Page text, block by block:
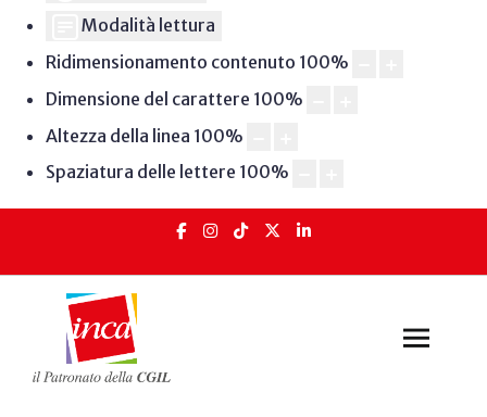
Modalità lettura
Ridimensionamento contenuto 100%
Dimensione del carattere 100%
Altezza della linea 100%
Spaziatura delle lettere 100%